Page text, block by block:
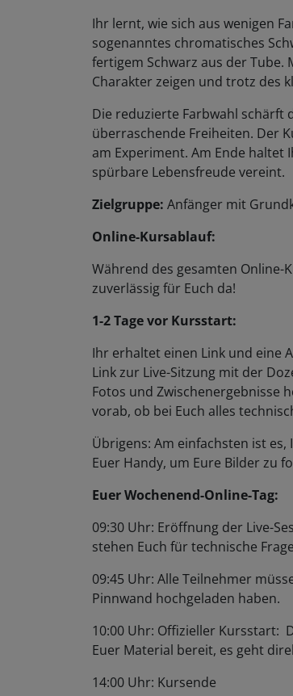
Ihr lernt, wie sich aus wenigen
sogenanntes chromatisches
fertigem Schwarz aus der Tube.
Charakter zeigen und trotz des
Die reduzierte Farbwahl schärft
überraschende Freiheiten. Der
am Experiment. Am Ende
spürbare Lebensfreude vereint.
Zielgruppe:
Anfänger mit
Online-Kursablauf:
Während des gesamten Online-
zuverlässig für Euch da!
1-2 Tage vor Kursstart:
Ihr erhaltet einen Link und eine
Link zur Live-Sitzung mit der
Fotos und Zwischenergebnisse
vorab, ob bei Euch alles
Übrigens: Am einfachsten ist
Euer Handy, um Eure Bilder zu
Euer Wochenend-Online-Tag:
09:30 Uhr: Eröffnung der Live-
stehen Euch für technische
09:45 Uhr: Alle Teilnehmer
Pinnwand hochgeladen haben.
10:00 Uhr: Offizieller Kursstart:
Euer Material bereit, es geht
14:00 Uhr: Kursende